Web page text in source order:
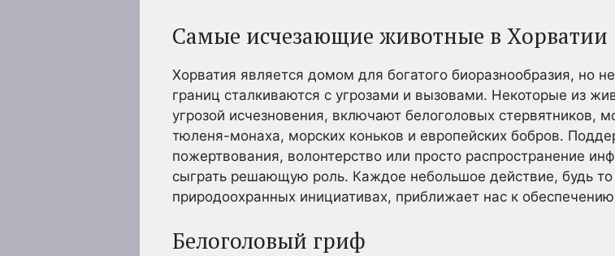
Самые исчезающие животные в Хорватии
Хорватия является домом для богатого биоразнообразия, но
границ сталкиваются с угрозами и вызовами. Некоторые из
угрозой исчезновения, включают белоголовых стервятников,
тюленя-монаха, морских коньков и европейских бобров.
пожертвования, волонтерство или просто распространение
сыграть решающую роль. Каждое небольшое действие, будь
природоохранных инициативах, приближает нас к
Белоголовый гриф